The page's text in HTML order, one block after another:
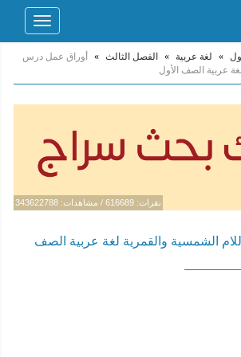
Toggle
» لغة عربية » الفصل الثالث »
أوراق عمل درس
عربية الصف الأول
نقرات: 616689 / مشاهدات: 343622788
الشمسية والقمرية لغة عربية الصف